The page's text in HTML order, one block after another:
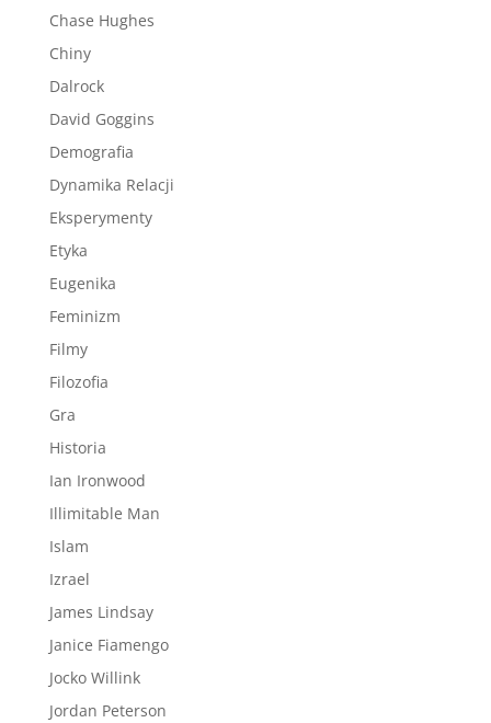
Chase Hughes
Chiny
Dalrock
David Goggins
Demografia
Dynamika Relacji
Eksperymenty
Etyka
Eugenika
Feminizm
Filmy
Filozofia
Gra
Historia
Ian Ironwood
Illimitable Man
Islam
Izrael
James Lindsay
Janice Fiamengo
Jocko Willink
Jordan Peterson